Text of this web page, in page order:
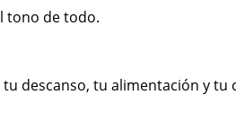
tono de todo.
descanso, tu alimentación y tu